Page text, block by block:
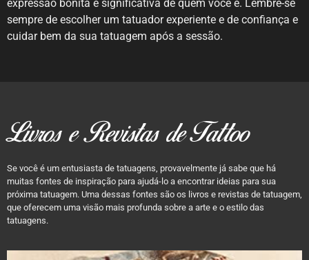
expressão bonita e significativa de quem você é. Lembre-se
sempre de escolher um tatuador experiente e de confiança e
cuidar bem da sua tatuagem após a sessão.
Livros e Revistas de Tattoo
Se você é um entusiasta de tatuagens, provavelmente já sabe que há
muitas fontes de inspiração para ajudá-lo a encontrar ideias para sua
próxima tatuagem. Uma dessas fontes são os livros e revistas de tatuagem,
que oferecem uma visão mais profunda sobre a arte e o estilo das
tatuagens.